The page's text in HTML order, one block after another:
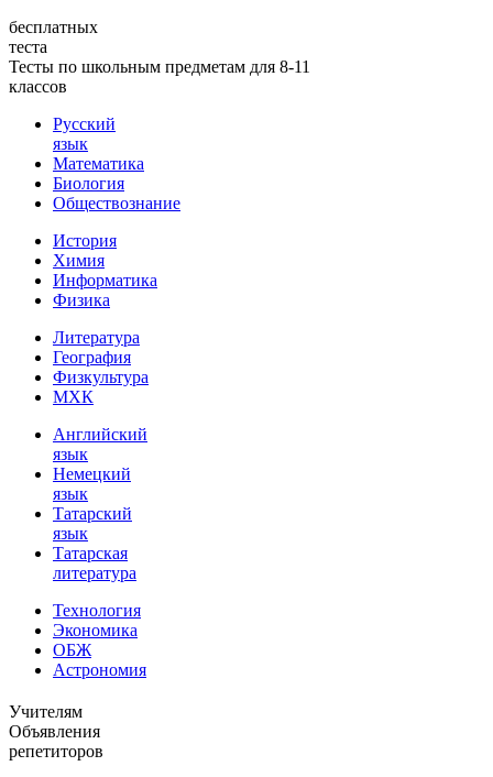
бесплатных
теста
Тесты по школьным предметам для 8-11
классов
Русский
язык
Математика
Биология
Обществознание
История
Химия
Информатика
Физика
Литература
География
Физкультура
МХК
Английский
язык
Немецкий
язык
Татарский
язык
Татарская
литература
Технология
Экономика
ОБЖ
Астрономия
Учителям
Объявления
репетиторов